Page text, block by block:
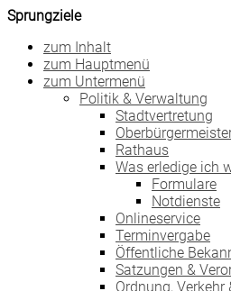
Sprungziele
zum Inhalt
zum Hauptmenü
zum Untermenü
Politik & Verwaltung
Stadtvertretung
Rathaus
Was erledige ich
Formulare
Notdienste
Onlineservice
Terminvergabe
Öffentliche
Satzungen &
Ordnung, Verkehr